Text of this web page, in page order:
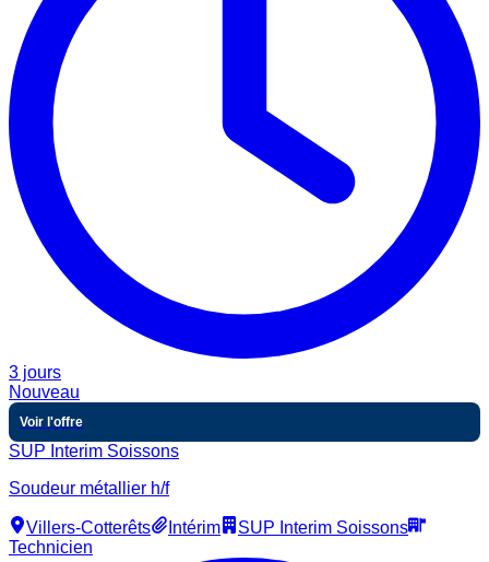
3 jours
Nouveau
Voir l'offre
SUP Interim Soissons
Soudeur métallier h/f
Villers-Cotterêts Intérim
SUP Interim Soissons
Technicien